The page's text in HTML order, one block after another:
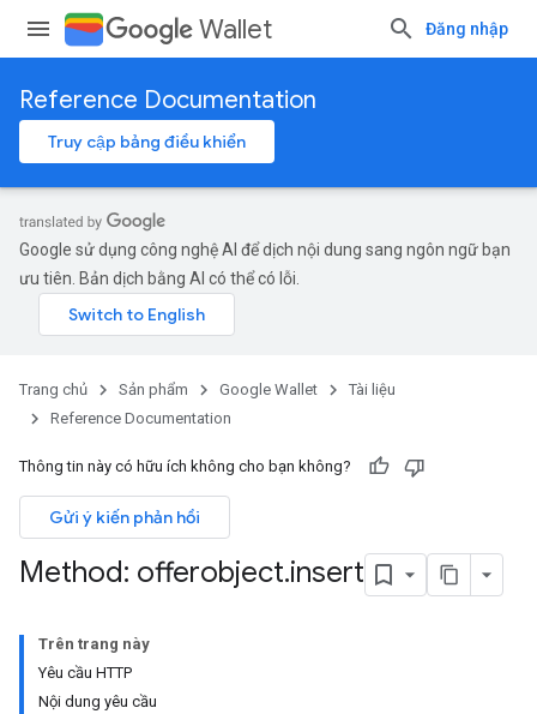
Wallet Đăng nhập
Reference Documentation
Truy cập bảng điều khiển
Google sử dụng công nghệ AI để dịch nội dung sang ngôn ngữ bạn
ưu tiên. Bản dịch bằng AI có thể có lỗi.
Trang chủ Sản phẩm Google Wallet
Tài liệu
Reference Documentation
Thông tin này có hữu ích không cho bạn không?
Gửi ý kiến phản hồi
Method: offerobject.insert
Trên trang này
Yêu cầu HTTP
Nội dung yêu cầu